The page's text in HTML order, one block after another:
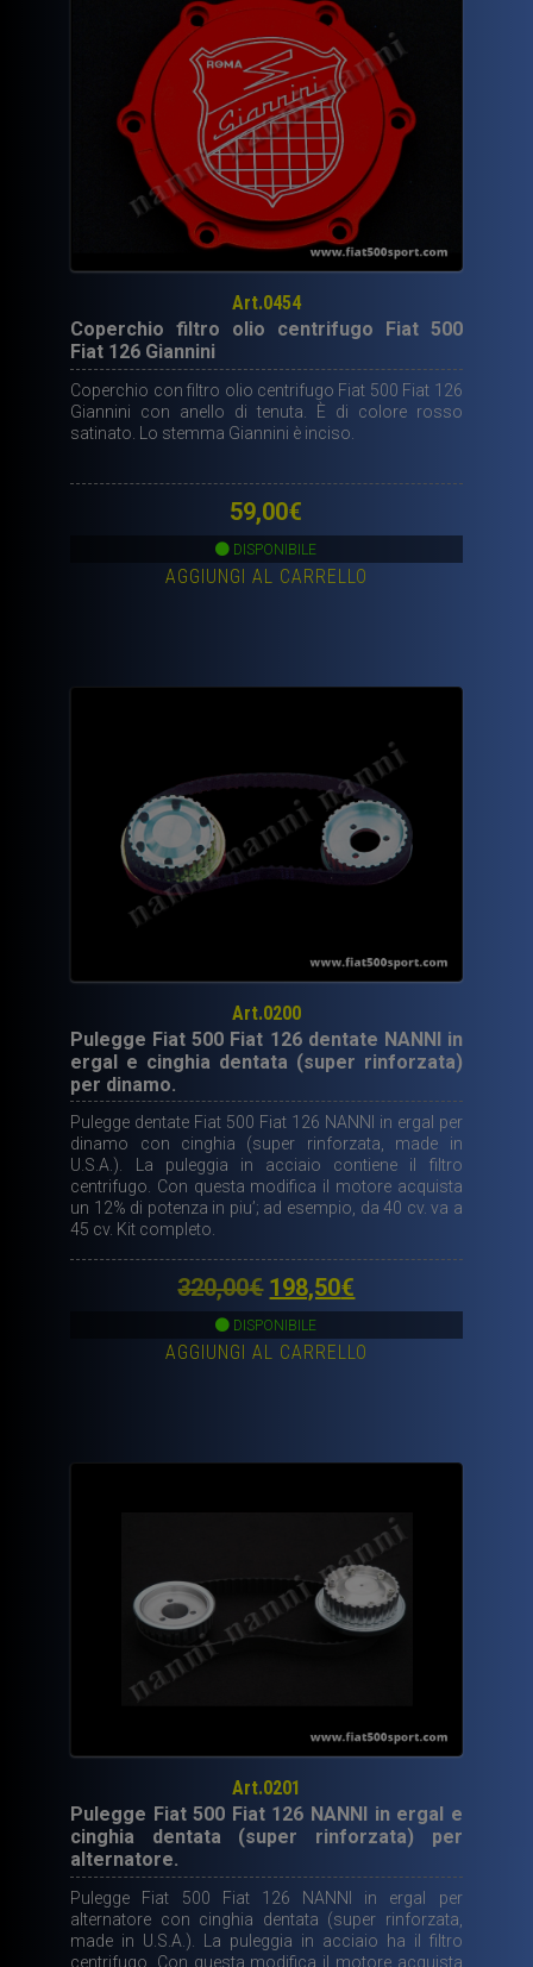
Art.0454
Coperchio filtro olio centrifugo Fiat 500
Fiat 126 Giannini
Coperchio con filtro olio centrifugo Fiat 500 Fiat 126
Giannini con anello di tenuta. È di colore rosso
satinato. Lo stemma Giannini è inciso.
59,00€
DISPONIBILE
AGGIUNGI AL CARRELLO
Art.0200
Pulegge Fiat 500 Fiat 126 dentate NANNI in
ergal e cinghia dentata (super rinforzata)
per dinamo.
Pulegge dentate Fiat 500 Fiat 126 NANNI in ergal per
dinamo con cinghia (super rinforzata, made in
U.S.A.). La puleggia in acciaio contiene il filtro
centrifugo. Con questa modifica il motore acquista
un 12% di potenza in piu’; ad esempio, da 40 cv. va a
45 cv. Kit completo.
320,00€ Il
prezzo
originale
198,50€
attuale
DISPONIBILE
AGGIUNGI AL CARRELLO
Art.0201
Pulegge Fiat 500 Fiat 126 NANNI in ergal e
cinghia dentata (super rinforzata) per
alternatore.
Pulegge Fiat 500 Fiat 126 NANNI in ergal per
alternatore con cinghia dentata (super rinforzata,
made in U.S.A.). La puleggia in acciaio ha il filtro
centrifugo. Con questa modifica il motore acquista